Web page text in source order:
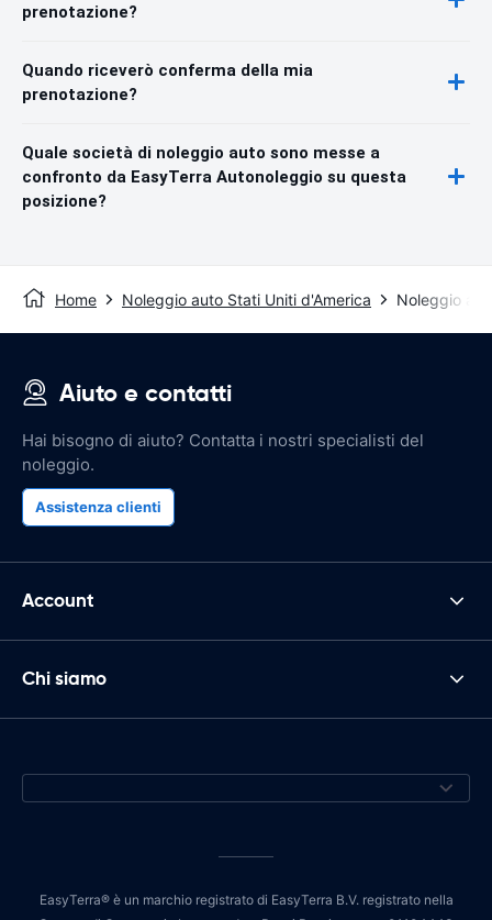
prenotazione?
Quando riceverò conferma della mia
prenotazione?
Quale società di noleggio auto sono messe a
confronto da EasyTerra Autonoleggio su questa
posizione?
Home Noleggio auto Stati Uniti d'America Noleggio
Aiuto e contatti
Hai bisogno di aiuto? Contatta i nostri specialisti del
noleggio.
Assistenza clienti
Account
Chi siamo
EasyTerra® è un marchio registrato di EasyTerra B.V. registrato nella